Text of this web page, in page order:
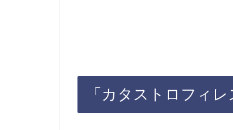
「カタストロフィ